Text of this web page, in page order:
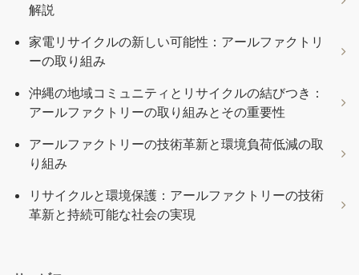
解説
家電リサイクルの新しい可能性：アールファクトリ
ーの取り組み
沖縄の地域コミュニティとリサイクルの結びつき：
アールファクトリーの取り組みとその重要性
アールファクトリーの技術革新と環境負荷低減の取
り組み
リサイクルと環境保護：アールファクトリーの技術
革新と持続可能な社会の実現